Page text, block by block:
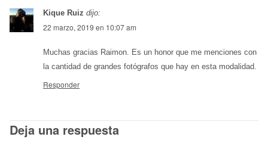
Kique Ruiz dijo:
22 marzo, 2019 en 10:07 am
Muchas gracias Raimon. Es un honor que me menciones con
la cantidad de grandes fotógrafos que hay en esta modalidad.
Responder
Deja una respuesta